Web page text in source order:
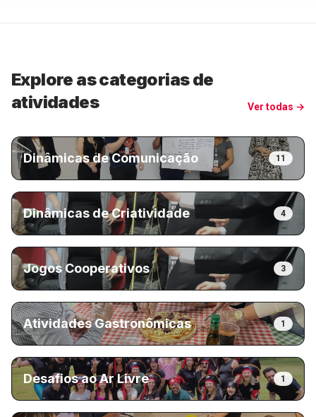
Explore as categorias de
atividades
Ver todas →
Dinâmicas de Comunicação 11
Dinâmicas de Criatividade 4
Jogos Cooperativos 3
Atividades Gastronômicas 1
Desafios ao Ar Livre 1